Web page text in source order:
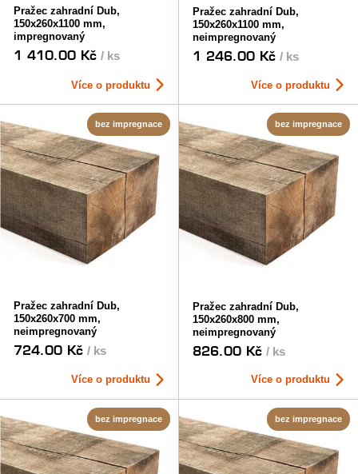
Pražec zahradní Dub,
150x260x1100 mm,
impregnovaný
1 410.00 Kč/ ks
Více o produktu
Pražec zahradní Dub,
150x260x1100 mm,
neimpregnovaný
1 246.00 Kč/ ks
Více o produktu
bez impregnace
Pražec zahradní Dub,
150x260x700 mm,
neimpregnovaný
724.00 Kč/ ks
Více o produktu
bez impregnace
Pražec zahradní Dub,
150x260x800 mm,
neimpregnovaný
826.00 Kč/ ks
Více o produktu
bez impregnace bez impregnace